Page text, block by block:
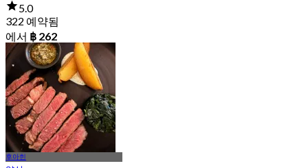
5.0
322 예약됨
에서 ฿ 262
후아힌